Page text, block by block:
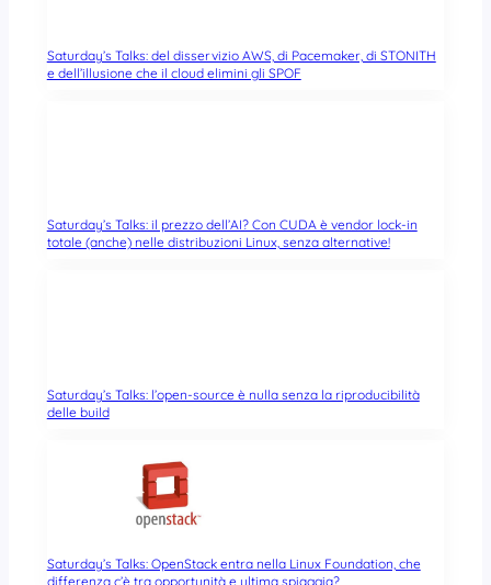
Saturday’s Talks: del disservizio AWS, di Pacemaker, di STONITH
e dell’illusione che il cloud elimini gli SPOF
Saturday’s Talks: il prezzo dell’AI? Con CUDA è vendor lock-in
totale (anche) nelle distribuzioni Linux, senza alternative!
Saturday’s Talks: l’open-source è nulla senza la riproducibilità
delle build
Saturday’s Talks: OpenStack entra nella Linux Foundation, che
differenza c’è tra opportunità e ultima spiaggia?